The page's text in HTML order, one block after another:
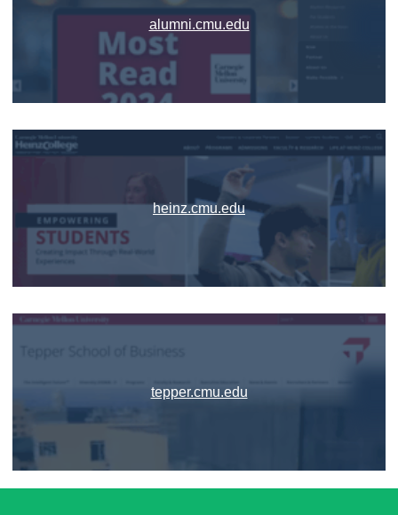
alumni.cmu.edu
heinz.cmu.edu
tepper.cmu.edu